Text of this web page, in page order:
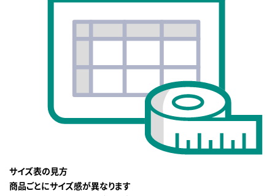
サイズ表の見方
商品ごとにサイズ感が異なります